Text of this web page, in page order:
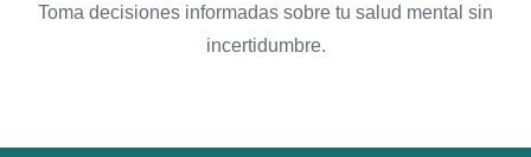
Toma decisiones informadas sobre tu salud mental sin
incertidumbre.